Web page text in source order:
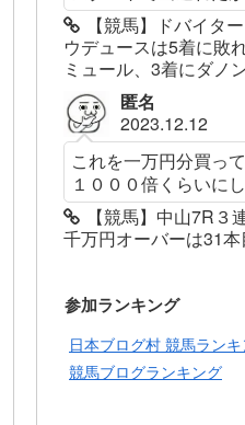
【競馬】ドバイタ
ウデュースは5着に
ミュール、3着にダノ
匿名
2023.12.12
これを一万円分買っ
１０００倍くらいに
【競馬】中山7R
千万円オーバーは31
参加ランキング
日本ブログ村 競馬ラン
競馬ブログランキング